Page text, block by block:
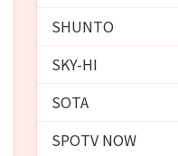
SHUNTO
SKY-HI
SOTA
SPOTV NOW